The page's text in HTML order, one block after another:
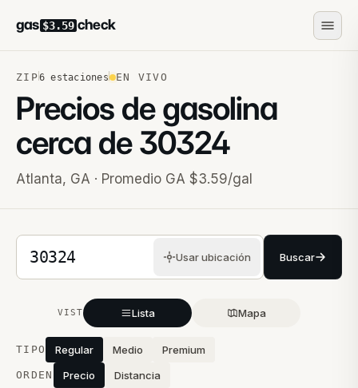
gas $3.59 check
ZIP6 estaciones EN VIVO
Precios de gasolina
cerca de30324
Atlanta, GA · Promedio GA $3.59/gal
Código postal de 5 dígitos
Usar ubicación Buscar
VISTA Lista Mapa
Estaciones cercanas
TIPO Regular Medio Premium
ORDEN Precio Distancia